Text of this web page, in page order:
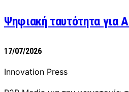
Ψηφιακή ταυτότητα για
17/07/2026
Innovation Press